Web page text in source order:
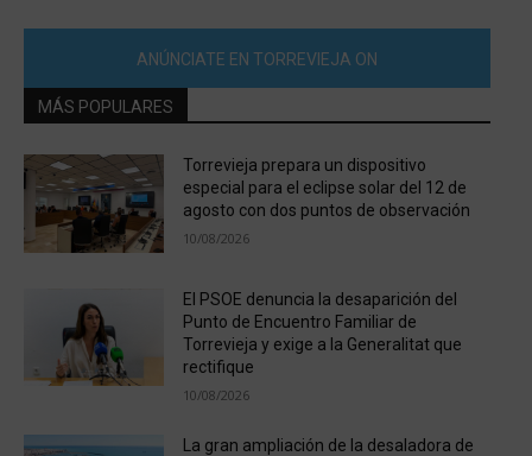
ANÚNCIATE EN TORREVIEJA ON
MÁS POPULARES
Torrevieja prepara un dispositivo
especial para el eclipse solar del 12 de
agosto con dos puntos de observación
10/08/2026
El PSOE denuncia la desaparición del
Punto de Encuentro Familiar de
Torrevieja y exige a la Generalitat que
rectifique
10/08/2026
La gran ampliación de la desaladora de